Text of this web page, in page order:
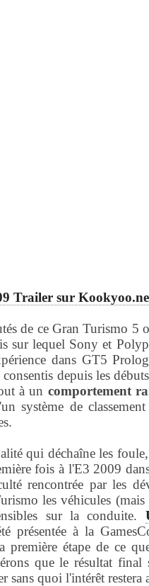
Trailer sur
de ce Gran Turismo 5
sur lequel Sony et
dans GT5
depuis les
à un comportement
système de
qui déchaîne les
fois à l'E3 2009
rencontrée par les
les véhicules
sur la conduite.
présentée à la
première étape de ce
que le résultat final
sans quoi l'intérêt restera